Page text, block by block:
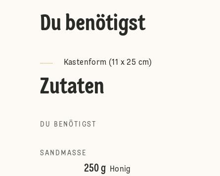
Du benötigst
Kastenform (11 x 25 cm)
Zutaten
DU BENÖTIGST
SANDMASSE
250 g Honig